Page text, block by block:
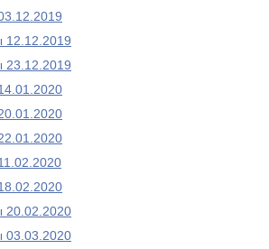
12.12.2019
23.12.2019
20.02.2020
03.03.2020